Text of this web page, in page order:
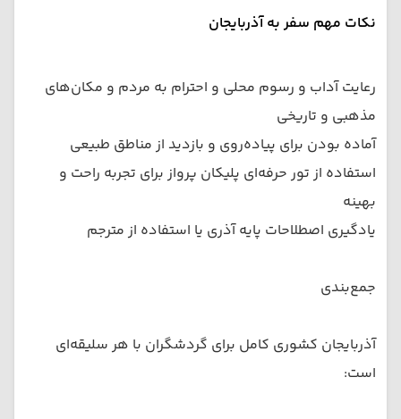
نکات مهم سفر به آذربایجان
رعایت آداب و رسوم محلی و احترام به مردم و مکان‌های
مذهبی و تاریخی
آماده بودن برای پیاده‌روی و بازدید از مناطق طبیعی
استفاده از تور حرفه‌ای پلیکان پرواز برای تجربه راحت و
بهینه
یادگیری اصطلاحات پایه آذری یا استفاده از مترجم
جمع‌بندی
آذربایجان کشوری کامل برای گردشگران با هر سلیقه‌ای
است: